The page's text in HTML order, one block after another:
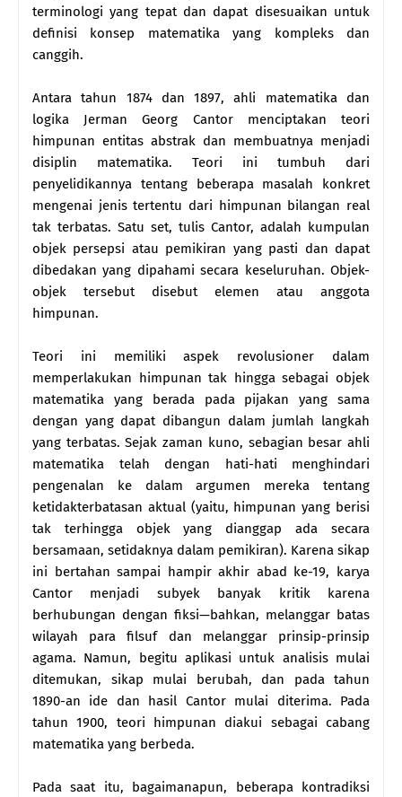
terminologi yang tepat dan dapat disesuaikan untuk
definisi konsep matematika yang kompleks dan
canggih.
Antara tahun 1874 dan 1897, ahli matematika dan
logika Jerman Georg Cantor menciptakan teori
himpunan entitas abstrak dan membuatnya menjadi
disiplin matematika. Teori ini tumbuh dari
penyelidikannya tentang beberapa masalah konkret
mengenai jenis tertentu dari himpunan bilangan real
tak terbatas. Satu set, tulis Cantor, adalah kumpulan
objek persepsi atau pemikiran yang pasti dan dapat
dibedakan yang dipahami secara keseluruhan. Objek-
objek tersebut disebut elemen atau anggota
himpunan.
Teori ini memiliki aspek revolusioner dalam
memperlakukan himpunan tak hingga sebagai objek
matematika yang berada pada pijakan yang sama
dengan yang dapat dibangun dalam jumlah langkah
yang terbatas. Sejak zaman kuno, sebagian besar ahli
matematika telah dengan hati-hati menghindari
pengenalan ke dalam argumen mereka tentang
ketidakterbatasan aktual (yaitu, himpunan yang berisi
tak terhingga objek yang dianggap ada secara
bersamaan, setidaknya dalam pemikiran). Karena sikap
ini bertahan sampai hampir akhir abad ke-19, karya
Cantor menjadi subyek banyak kritik karena
berhubungan dengan fiksi—bahkan, melanggar batas
wilayah para filsuf dan melanggar prinsip-prinsip
agama. Namun, begitu aplikasi untuk analisis mulai
ditemukan, sikap mulai berubah, dan pada tahun
1890-an ide dan hasil Cantor mulai diterima. Pada
tahun 1900, teori himpunan diakui sebagai cabang
matematika yang berbeda.
Pada saat itu, bagaimanapun, beberapa kontradiksi